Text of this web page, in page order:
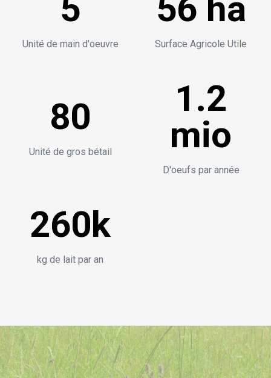
5
Unité de main d'oeuvre
56 ha
Surface Agricole Utile
80
Unité de gros bétail
1.2
mio
D'oeufs par année
260k
kg de lait par an